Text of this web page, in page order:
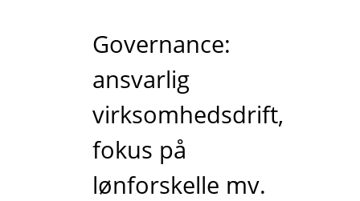
Governance:
ansvarlig
virksomhedsdrift,
fokus på
lønforskelle mv.